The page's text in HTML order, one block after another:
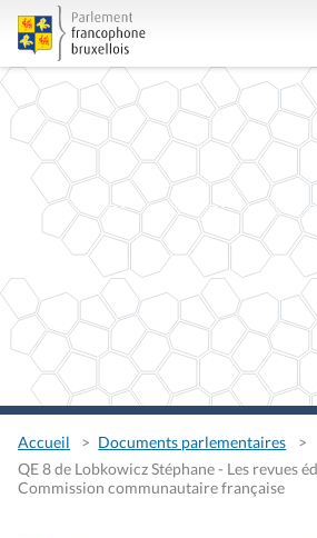
Accueil
Documents parlementaires
QE 8 de Lobkowicz Stéphane - Les revues
Commission communautaire française